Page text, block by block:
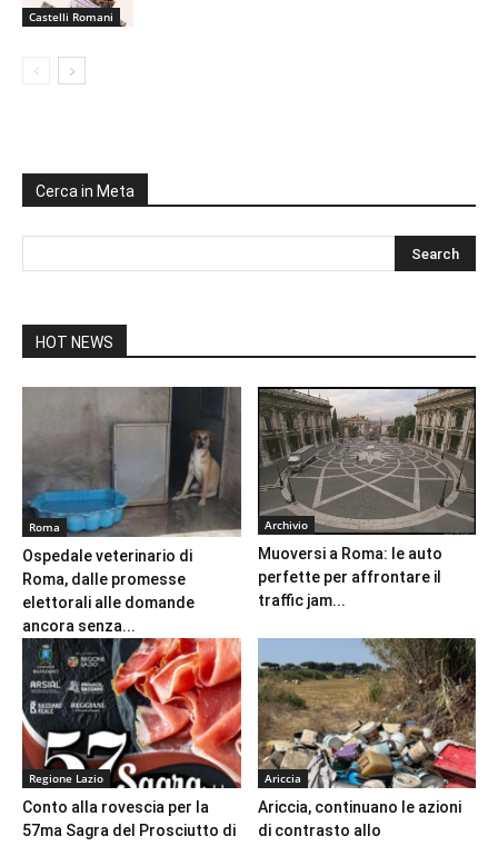
Castelli Romani
Cerca in Meta
HOT NEWS
Roma
Ospedale veterinario di
Roma, dalle promesse
elettorali alle domande
ancora senza...
Archivio
Muoversi a Roma: le auto
perfette per affrontare il
traffic jam...
Regione Lazio
Conto alla rovescia per la
57ma Sagra del Prosciutto di
Ariccia
Ariccia, continuano le azioni
di contrasto allo